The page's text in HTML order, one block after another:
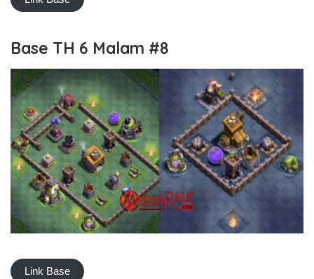
Base TH 6 Malam #8
Link Base